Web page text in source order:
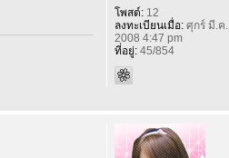
โพสต์:12
ลงทะเบียนเมื่อ:ศุกร์ มี.ค.
2008 4:47 pm
ที่อยู่:45/854